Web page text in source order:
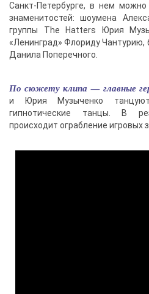
Санкт-Петербурге, в нем
знаменитостей: шоумена
группы The Hatters Юрия
«Ленинград» Флориду Чантурию,
Данила Поперечного.
По сюжету клипа — главные
и Юрия Музыченко
гипнотические танцы. В
происходит ограбление игровых